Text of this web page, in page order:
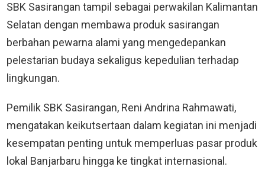
SBK Sasirangan tampil sebagai perwakilan Kalimantan
Selatan dengan membawa produk sasirangan
berbahan pewarna alami yang mengedepankan
pelestarian budaya sekaligus kepedulian terhadap
lingkungan.
Pemilik SBK Sasirangan, Reni Andrina Rahmawati,
mengatakan keikutsertaan dalam kegiatan ini menjadi
kesempatan penting untuk memperluas pasar produk
lokal Banjarbaru hingga ke tingkat internasional.